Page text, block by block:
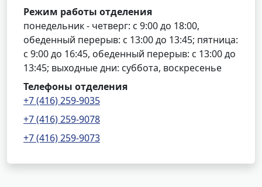
Режим работы отделения
понедельник - четверг: с 9:00 до 18:00,
обеденный перерыв: с 13:00 до 13:45; пятница:
с 9:00 до 16:45, обеденный перерыв: с 13:00 до
13:45; выходные дни: суббота, воскресенье
Телефоны отделения
+7 (416) 259-9035
+7 (416) 259-9078
+7 (416) 259-9073